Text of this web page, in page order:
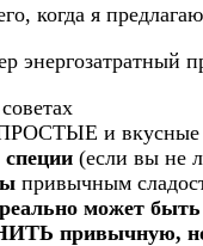
когда я
энергозатратный
и вкусные
(если вы не
привычным
может
привычную,